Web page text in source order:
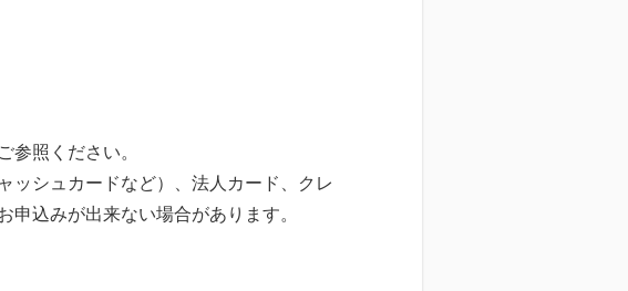
参照ください。
ッシュカードなど）、法人カード、クレ
込みが出来ない場合があります。